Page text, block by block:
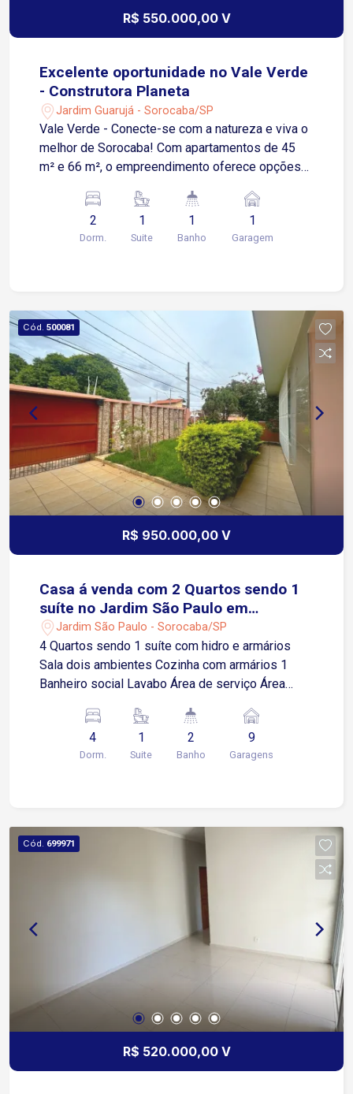
R$ 550.000,00 V
Excelente oportunidade no Vale Verde
- Construtora Planeta
Jardim Guarujá - Sorocaba/SP
Vale Verde - Conecte-se com a natureza e viva o
melhor de Sorocaba! Com apartamentos de 45
m² e 66 m², o empreendimento oferece opções
para quem busca qualidade de vida, conforto e
praticidade, o Vale Verde proporciona uma
experiência única de morar bem em Sorocaba.
esportiva, fitness interno e externo, pilates, mini
praça de estar, open market, lounge relax, espaço
kids, pet garden, horta comunitária, coworking e
redário. Sustentabilidade e tecnologia: Iluminação
LED, medidores individuais para energia, água e
gás, e infraestrutura para carregamento de
veículos elétricos. No Vale Verde, você encontra
muito mais do que um apartamento: encontra o
cenário ideal para viver o seu melhor capítulo!
2
Dorm.
1
Suite
1
Banho
1
Garagem
Cód. 500081
R$ 950.000,00 V
Casa á venda com 2 Quartos sendo 1
suíte no Jardim São Paulo em
Sorocaba-SP
Jardim São Paulo - Sorocaba/SP
4 Quartos sendo 1 suíte com hidro e armários
Sala dois ambientes Cozinha com armários 1
Banheiro social Lavabo Área de serviço Área
Vagas de garagens sendo 4 cobertas
4
Dorm.
1
Suite
2
Banho
9
Garagens
Cód. 699971
R$ 520.000,00 V